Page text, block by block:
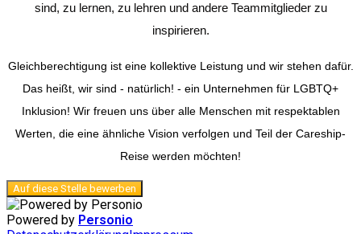
sind, zu lernen, zu lehren und andere Teammitglieder zu
inspirieren.
Gleichberechtigung ist eine kollektive Leistung und wir stehen dafür.
Das heißt, wir sind - natürlich! - ein Unternehmen für LGBTQ+
Inklusion! Wir freuen uns über alle Menschen mit respektablen
Werten, die eine ähnliche Vision verfolgen und Teil der Careship-
Reise werden möchten!
Auf diese Stelle bewerben
Powered by Personio